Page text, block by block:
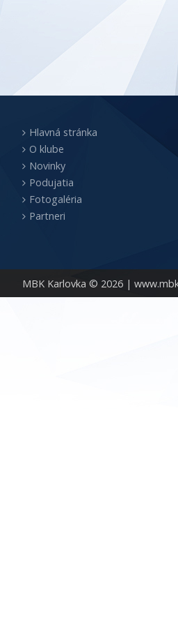
MBK Karlovka © 2026 |
Hlavná stránka
O klube
Novinky
Podujatia
Fotogaléria
Partneri